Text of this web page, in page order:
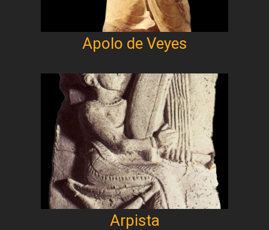
Apolo de Veyes
Arpista